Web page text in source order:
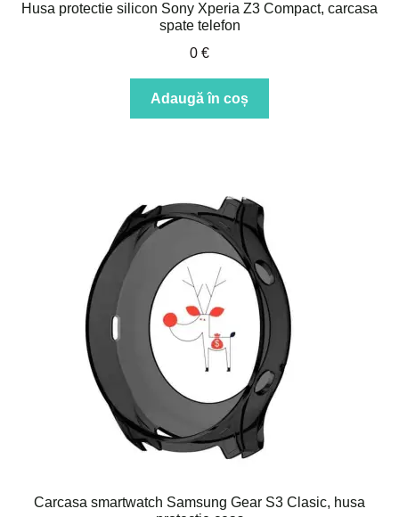
Husa protectie silicon Sony Xperia Z3 Compact, carcasa
spate telefon
0 €
Adaugă în coș
Carcasa smartwatch Samsung Gear S3 Clasic, husa